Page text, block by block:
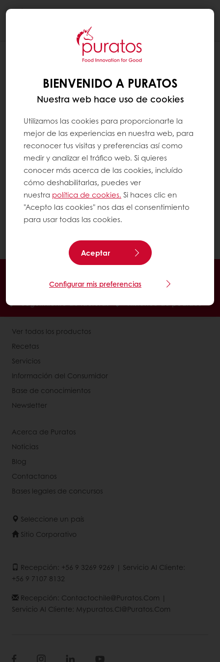
¿MYPURATOS FUNCIONA EN TODOS
LOS NAVEGADORES?
Para disfrutar de una experiencia de
recomendamos evitar el uso de Internet
Explorer y utilizar otros navegadores como
Chrome, Firefox o Safari.
Haga clic aquí para descargarGoogle
Chrome.
Haga clic aquí para descargarFirefox.
Haga clic aquí para descargar
BIENVENIDO A PURATOS
Nuestra web hace uso de cookies
Utilizamos las cookies para proporcionarte la
mejor de las experiencias en nuestra web, para
reconocer tus visitas y preferencias así como
medir y analizar el tráfico web. Si quieres
conocer más acerca de las cookies, incluído
cómo deshabilitarlas, puedes ver
nuestra política de cookies. Si haces clic en
"Acepto las cookies" nos das el consentimiento
para usar todas las cookies.
Aceptar
Configurar mis preferencias
Promociones exclusivas
Recetas inspiradoras
Seguimiento de facturas
Histórico de pedidos
Ver todos los productos
Recetas
Servicios
Información del Consumidor
Base de conocimientos
Newsletter
Acerca de Puratos
Noticias
Blog
Contactanos
Bases legales de concursos
Seleccione un país
Sitio Corporativo
Recepción: +56 9 3269 9269 | Servicio Al Cliente:
+56 9 7107 8132
Recepción: Contactochile@puratos.com |
Servicio Al Cliente: Mypuratos.cl@puratos.com